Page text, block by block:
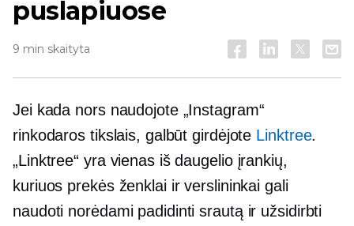
puslapiuose
9 min skaityta
Jei kada nors naudojote „Instagram“
rinkodaros tikslais, galbūt girdėjote Linktree.
„Linktree“ yra vienas iš daugelio įrankių,
kuriuos prekės ženklai ir verslininkai gali
naudoti norėdami padidinti srautą ir užsidirbti